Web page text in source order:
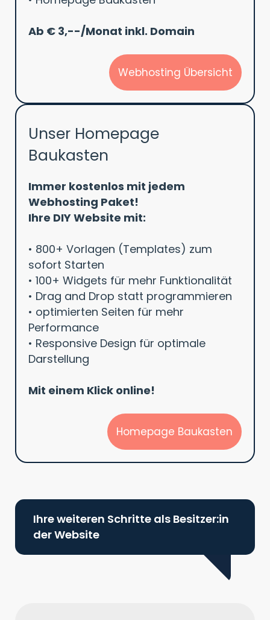
Ab € 3,--/Monat inkl. Domain
Webhosting Übersicht
Unser Homepage
Baukasten
Immer kostenlos mit jedem
Webhosting Paket!
Ihre DIY Website mit:
• 800+ Vorlagen (Templates) zum
sofort Starten
• 100+ Widgets für mehr Funktionalität
• Drag and Drop statt programmieren
• optimierten Seiten für mehr
Performance
• Responsive Design für optimale
Darstellung
Mit einem Klick online!
Homepage Baukasten
Ihre weiteren Schritte als Besitzer:in
der Website